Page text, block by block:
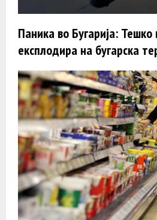
Паника во Бугарија:
експлодира на бугарска